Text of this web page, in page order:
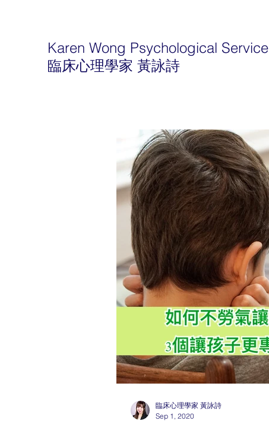
Karen Wong Psychological Service
臨床心理學家 黃詠詩
臨床心理學家 黃詠詩
Sep 1, 2020